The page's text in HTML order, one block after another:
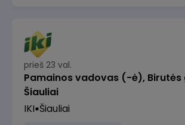
prieš 23 val.
Pamainos vadovas (-ė), Birutės
Šiauliai
IKI Šiauliai